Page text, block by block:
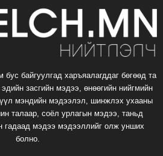
байгуулгад харъяалагддаг бөгөөд та
засгийн мэдээ, өнөөгийн нийгмийн
мэндийн мэдээлэл, шинжлэх ухааны
талаар, соёл урлагын мэдээ, таньд
гадаад мэдээ мэдээллийг олж унших
болно.